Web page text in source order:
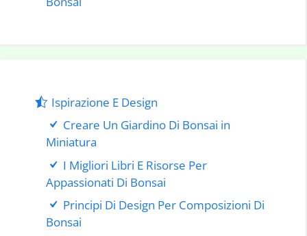
Ispirazione E Design
Creare Un Giardino Di Bonsai in
Miniatura
I Migliori Libri E Risorse Per
Appassionati Di Bonsai
Principi Di Design Per Composizioni Di
Bonsai